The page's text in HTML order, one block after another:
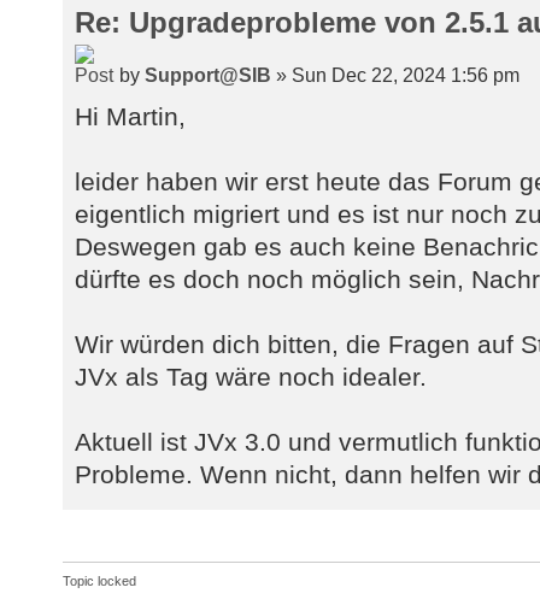
('pg_', 'reg') or " +
"c.udt_name in
'anyarray', 'inet', 'int2vector',
'xid') then 1111 " +
"else 12 "
",case when
c.udt_name else
type_name " +
else 1 end as nullable " +
",case when
" +
'timestamp' then " +
"case
"else
Re: Upgradeprobleme von 2.5.1
by Support@SIB » Sun Dec 22, 2024 1:56 pm
Hi Martin,
leider haben wir erst heute das Forum
eigentlich migriert und es ist nur noch
Deswegen gab es auch keine
dürfte es doch noch möglich sein,
Wir würden dich bitten, die Fragen auf
JVx als Tag wäre noch idealer.
Aktuell ist JVx 3.0 und vermutlich
Probleme. Wenn nicht, dann helfen wir
Topic locked